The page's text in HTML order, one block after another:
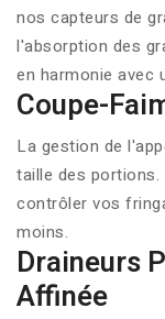
nos capteurs de
l'absorption des
en harmonie avec
Coupe-
La gestion de
taille des
contrôler vos
moins.
Draineurs
Affinée